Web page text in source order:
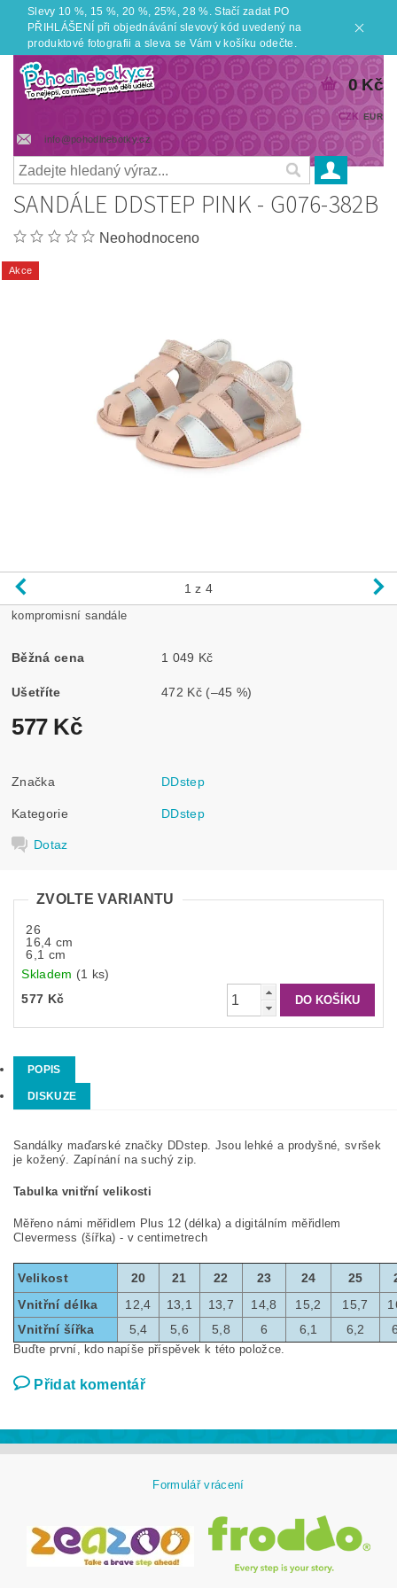
Slevy 10 %, 15 %, 20 %, 25%, 28 %. Stačí zadat PO
PŘIHLÁŠENÍ při objednávání slevový kód uvedený na
produktové fotografii a sleva se Vám v košíku odečte.
info@pohodlnebotky.cz
CZK EUR
0 Kč
SANDÁLE DDSTEP PINK - G076-382B
Neohodnoceno
Akce
1 z 4
kompromisní sandále
Běžná cena 1 049 Kč
Ušetříte 472 Kč (–45 %)
577 Kč
Značka DDstep
Kategorie DDstep
Dotaz
ZVOLTE VARIANTU
26
16,4 cm
6,1 cm
Skladem (1 ks)
577 Kč
POPIS
DISKUZE
Sandálky maďarské značky DDstep. Jsou lehké a prodyšné, svršek
je kožený. Zapínání na suchý zip.
Tabulka vnitřní velikosti
Měřeno námi měřidlem Plus 12 (délka) a digitálním měřidlem
Clevermess (šířka) - v centimetrech
Velikost 20 21 22 23 24 25
Vnitřní délka
12,4 13,1 13,7 14,8 15,2 15,7
Vnitřní šířka
5,4 5,6 5,8 6 6,1 6,2
Buďte první, kdo napíše příspěvek k této položce.
Přidat komentář
Formulář vrácení